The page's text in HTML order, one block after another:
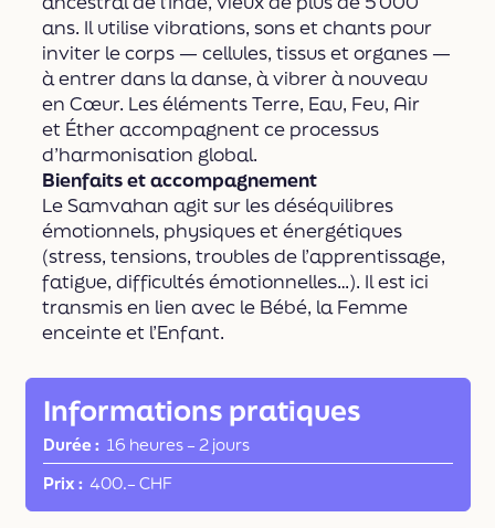
ans. Il utilise vibrations, sons et chants pour
inviter le corps — cellules, tissus et organes —
à entrer dans la danse, à vibrer à nouveau
en Cœur. Les éléments Terre, Eau, Feu, Air
et Éther accompagnent ce processus
d’harmonisation global.
Bienfaits et accompagnement
Le Samvahan agit sur les déséquilibres
émotionnels, physiques et énergétiques
(stress, tensions, troubles de l’apprentissage,
fatigue, difficultés émotionnelles…). Il est ici
transmis en lien avec le Bébé, la Femme
enceinte et l’Enfant.
Informations pratiques
Durée 16 heures– 2 jours
Prix
400.– CHF